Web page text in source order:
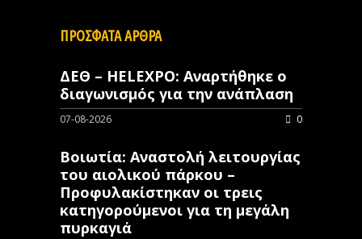
ΠΡΟΣΦΑΤΑ ΑΡΘΡΑ
ΔΕΘ – HELEXPO: Αναρτήθηκε ο
διαγωνισμός για την ανάπλαση
07-08-2026 0
Βοιωτία: Αναστολή λειτουργίας
του αιολικού πάρκου –
Προφυλακίστηκαν οι τρεις
κατηγορούμενοι για τη μεγάλη
πυρκαγιά